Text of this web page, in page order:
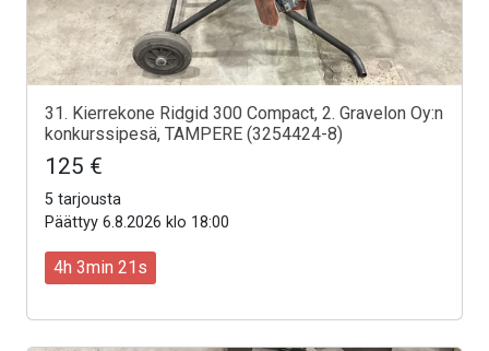
31. Kierrekone Ridgid 300 Compact, 2. Gravelon Oy:n
konkurssipesä, TAMPERE (3254424-8)
125 €
5 tarjousta
Päättyy 6.8.2026 klo 18:00
4h 3min 19s